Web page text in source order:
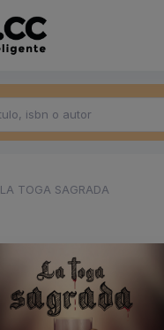
LA TOGA SAGRADA